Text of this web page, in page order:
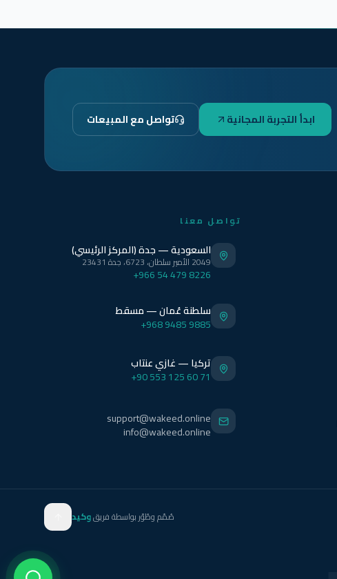
ابدأ التجربة المجانية تواصل مع المبيعات
تواصل معنا
السعودية — جدة (المركز الرئيسي)
2049 الأمير سلطان، 6723، جدة 23431
+966 54 479 8226
سلطنة عُمان — مسقط
+968 9485 9885
تركيا — غازي عنتاب
+90 553 125 60 71
support@wakeed.online
info@wakeed.online
صُمّم وطُوّر بواسطة فريقوكيد